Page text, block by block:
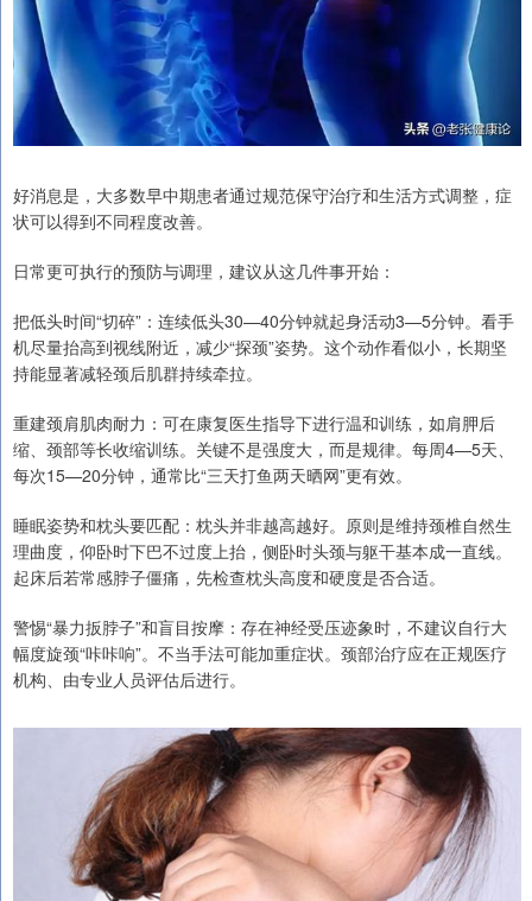
好消息是，大多数早中期患者通过规范保守治疗和生活方式调整，症
状可以得到不同程度改善。
日常更可执行的预防与调理，建议从这几件事开始：
把低头时间“切碎”：连续低头30—40分钟就起身活动3—5分钟。看手
机尽量抬高到视线附近，减少“探颈”姿势。这个动作看似小，长期坚
持能显著减轻颈后肌群持续牵拉。
重建颈肩肌肉耐力：可在康复医生指导下进行温和训练，如肩胛后
缩、颈部等长收缩训练。关键不是强度大，而是规律。每周4—5天、
每次15—20分钟，通常比“三天打鱼两天晒网”更有效。
睡眠姿势和枕头要匹配：枕头并非越高越好。原则是维持颈椎自然生
理曲度，仰卧时下巴不过度上抬，侧卧时头颈与躯干基本成一直线。
起床后若常感脖子僵痛，先检查枕头高度和硬度是否合适。
警惕“暴力扳脖子”和盲目按摩：存在神经受压迹象时，不建议自行大
幅度旋颈“咔咔响”。不当手法可能加重症状。颈部治疗应在正规医疗
机构、由专业人员评估后进行。